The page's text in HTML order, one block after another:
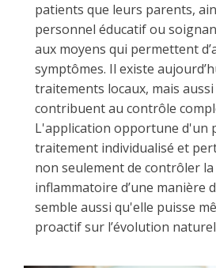
patients que leurs parents,
personnel éducatif ou
aux moyens qui permettent
symptômes. Il existe
traitements locaux, mais
contribuent au contrôle
L'application opportune d'un
traitement individualisé et
non seulement de contrôler
inflammatoire d’une manière
semble aussi qu'elle puisse
proactif sur l’évolution